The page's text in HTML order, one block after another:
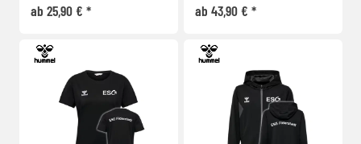
ab 25,90 € *
ab 43,90 € *